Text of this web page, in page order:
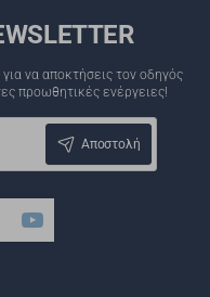
να αποκτήσεις τον οδηγός
προωθητικές ενέργειες!
Αποστολή